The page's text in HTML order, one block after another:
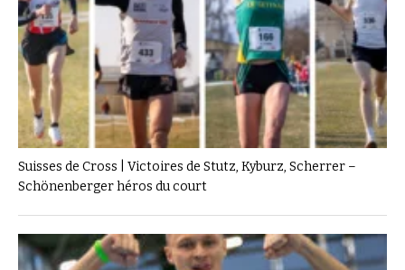
Suisses de Cross | Victoires de Stutz, Kyburz, Scherrer –
Schönenberger héros du court